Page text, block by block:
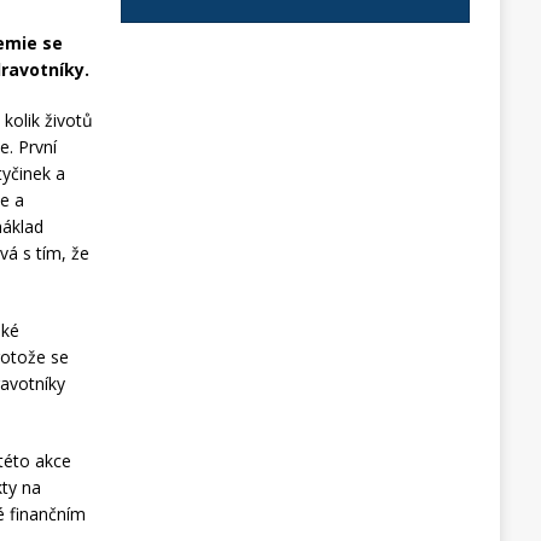
se
kolik životů
První
a
a
s tím, že
se
akce
na
finančním